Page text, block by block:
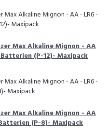
Max Alkaline Mignon - AA
(P-12)- Maxipack
Max Alkaline Mignon - AA
(P-8)- Maxipack